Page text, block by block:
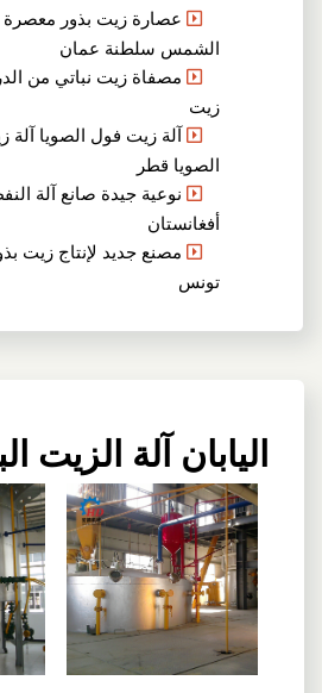
عصارة زيت بذور معصرة
الشمس سلطنة عمان
مصفاة زيت نباتي من
زيت
آلة زيت فول الصويا آلة
الصويا قطر
نوعية جيدة صانع آلة
أفغانستان
مصنع جديد لإنتاج زيت
تونس
اليابان آلة الزيت